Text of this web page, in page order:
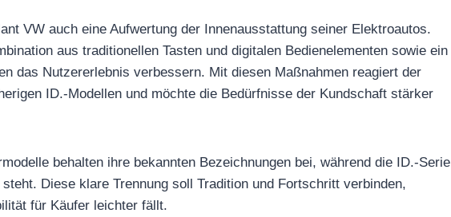
VW auch eine Aufwertung der Innenausstattung seiner Elektroautos.
aus traditionellen Tasten und digitalen Bedienelementen sowie ein
das Nutzererlebnis verbessern. Mit diesen Maßnahmen reagiert der
ID.-Modellen und möchte die Bedürfnisse der Kundschaft stärker
behalten ihre bekannten Bezeichnungen bei, während die ID.-Serie
Diese klare Trennung soll Tradition und Fortschritt verbinden,
für Käufer leichter fällt.